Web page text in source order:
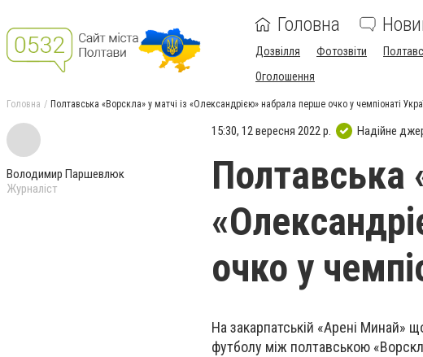
Головна
Дозвілля Фотозвіти
Оголошення
Головна Полтавська «Ворскла» у матчі із «Олександрією» набрала перше очко у чемпіонаті
Володимир Паршевлюк
Журналіст
15:30, 12 вересня 2022 р. Надійне
Полтавська
очко у
На закарпатській «Арені Минай»
футболу між полтавською